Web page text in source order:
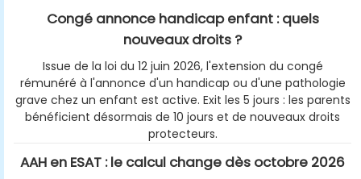
Congé annonce handicap enfant : quels
nouveaux droits ?
Issue de la loi du 12 juin 2026, l'extension du congé
rémunéré à l'annonce d'un handicap ou d'une pathologie
grave chez un enfant est active. Exit les 5 jours : les parents
bénéficient désormais de 10 jours et de nouveaux droits
protecteurs.
AAH en ESAT : le calcul change dès octobre 2026